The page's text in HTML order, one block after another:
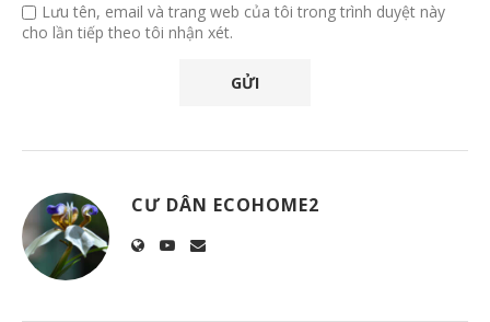
Lưu tên, email và trang web của tôi trong trình duyệt này
cho lần tiếp theo tôi nhận xét.
CƯ DÂN ECOHOME2